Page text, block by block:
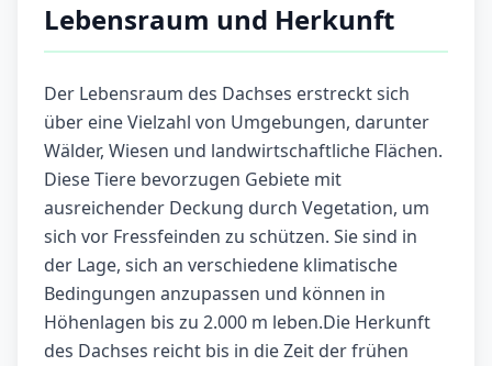
Lebensraum und Herkunft
Der Lebensraum des Dachses erstreckt sich
über eine Vielzahl von Umgebungen, darunter
Wälder, Wiesen und landwirtschaftliche Flächen.
Diese Tiere bevorzugen Gebiete mit
ausreichender Deckung durch Vegetation, um
sich vor Fressfeinden zu schützen. Sie sind in
der Lage, sich an verschiedene klimatische
Bedingungen anzupassen und können in
Höhenlagen bis zu 2.000 m leben.Die Herkunft
des Dachses reicht bis in die Zeit der frühen